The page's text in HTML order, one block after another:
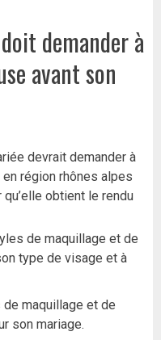
demander à
avant son
devrait demander à
région rhônes alpes
obtient le rendu
de maquillage et de
type de visage et à
maquillage et de
son mariage.